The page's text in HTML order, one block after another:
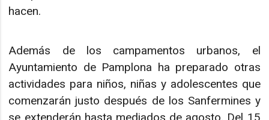
hacen.
Además de los campamentos urbanos, el
Ayuntamiento de Pamplona ha preparado otras
actividades para niños, niñas y adolescentes que
comenzarán justo después de los Sanfermines y